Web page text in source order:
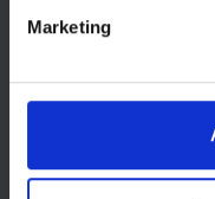
Marketing